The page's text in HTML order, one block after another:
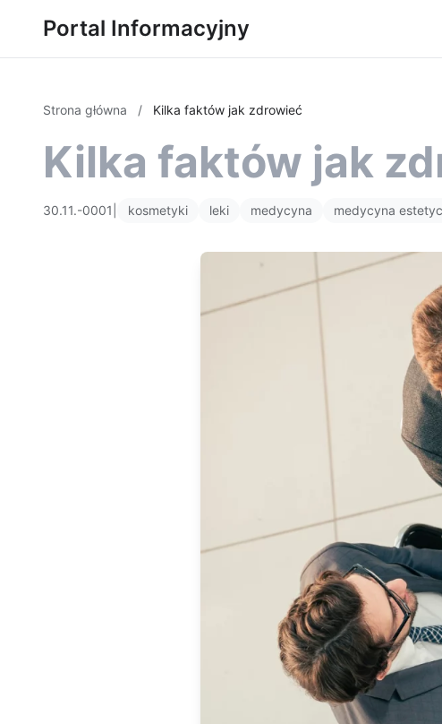
Portal Informacyjny
Strona główna / Kilka faktów jak zdrowieć
Kilka faktów jak
30.11.-0001 kosmetyki leki medycyna medycyna